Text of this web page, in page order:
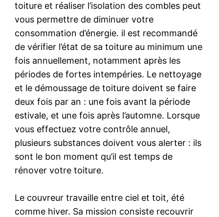
toiture et réaliser l’isolation des combles peut
vous permettre de diminuer votre
consommation d’énergie. il est recommandé
de vérifier l’état de sa toiture au minimum une
fois annuellement, notamment après les
périodes de fortes intempéries. Le nettoyage
et le démoussage de toiture doivent se faire
deux fois par an : une fois avant la période
estivale, et une fois après l’automne. Lorsque
vous effectuez votre contrôle annuel,
plusieurs substances doivent vous alerter : ils
sont le bon moment qu’il est temps de
rénover votre toiture.
Le couvreur travaille entre ciel et toit, été
comme hiver. Sa mission consiste recouvrir